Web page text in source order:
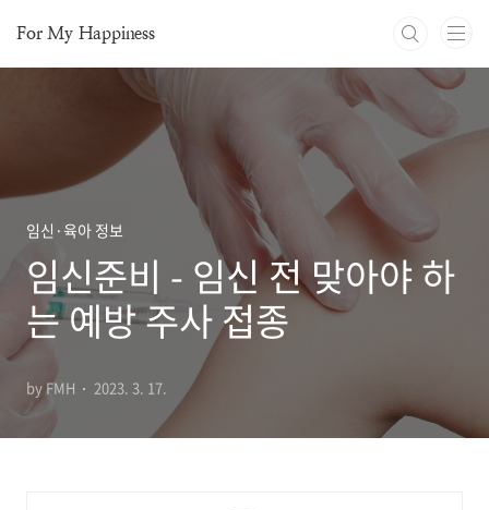
For My Happiness
임신·육아 정보
임신준비 - 임신 전 맞아야 하
는 예방 주사 접종
by FMH 2023. 3. 17.